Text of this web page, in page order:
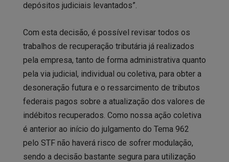
depósitos judiciais levantados”.
Com esta decisão, é possível revisar todos os
trabalhos de recuperação tributária já realizados
pela empresa, tanto de forma administrativa quanto
pela via judicial, individual ou coletiva, para obter a
desoneração futura e o ressarcimento de tributos
federais pagos sobre a atualização dos valores de
indébitos recuperados. Como nossa ação coletiva
é anterior ao início do julgamento do Tema 962
pelo STF não haverá risco de sofrer modulação,
sendo a decisão bastante segura para utilização